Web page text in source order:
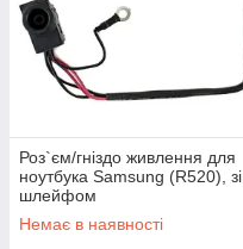
Роз`єм/гніздо живлення для
ноутбука Samsung (R520), зі
шлейфом
Немає в наявності